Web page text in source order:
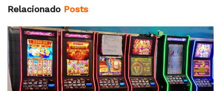
Relacionado Posts